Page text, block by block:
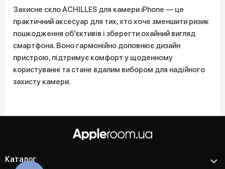
Захисне скло ACHILLES для камери iPhone — це
практичний аксесуар для тих, хто хоче зменшити ризик
пошкодження об’єктивів і зберегти охайний вигляд
смартфона. Воно гармонійно доповнює дизайн
пристрою, підтримує комфорт у щоденному
користуванні та стане вдалим вибором для надійного
захисту камери.
Каталог